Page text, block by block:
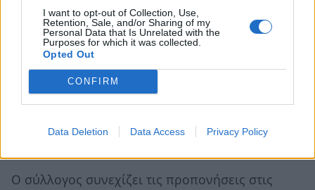
I want to opt-out of Collection, Use,
Retention, Sale, and/or Sharing of my
Personal Data that Is Unrelated with the
Purposes for which it was collected.
Opted Out
CONFIRM
Data Deletion Data Access Privacy Policy
εμπιστοσύνη που δείχνουν απέναντι στους
προπονητές τους. Επίσης ευχαριστεί τους γονείς που
στέκονται διπλά στα παιδία και τα στηρίζουν σ’ αυτό
που τους αρέσει να κάνουν και είναι επιλογή τους.
Εξάλλου οι πολεμικές τέχνες στόχο έχουν να
διαμορφώνουν σωστούς χαρακτήρες και να
εμπνέουν τους αθλούμενους να δουλεύουν με
Ο σύλλογος συνεχίζει τις προπονήσεις στις